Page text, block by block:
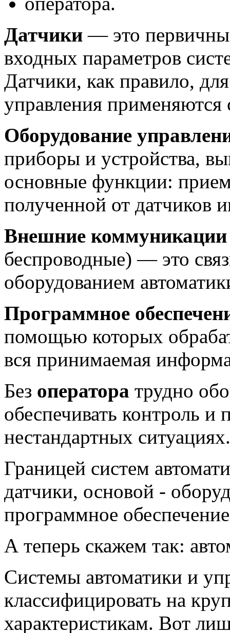
Датчики — это
входных параметров
Датчики, как правило,
управления применяются
Оборудование
приборы и устройства,
основные функции:
полученной от датчиков
Внешние коммуникации
беспроводные) — это
оборудованием
Программное
помощью которых
вся принимаемая
Без оператора трудно
обеспечивать контроль
нестандартных ситуациях.
Границей систем
датчики, основой -
программное
А теперь скажем так:
Системы автоматики и
классифицировать на
характеристикам. Вот